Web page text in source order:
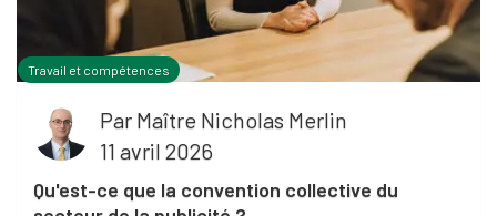
Travail et compétences
Par Maître Nicholas Merlin
11 avril 2026
Qu'est-ce que la convention collective du